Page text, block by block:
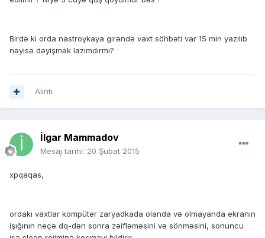
Birdə ki orda nastroykaya girəndə vaxt söhbəti var 15 min yazılıb
nəyisə dəyişmək lazımdırmı?
Alıntı
İlgar Mammadov
Mesaj tarihi: 20 Şubat 2015
xpqaqas,
ordakı vaxtlar kompüter zaryadkada olanda və olmayanda ekranın
işığının neçə dq-dən sonra zəifləməsini və sönməsini, sonuncu